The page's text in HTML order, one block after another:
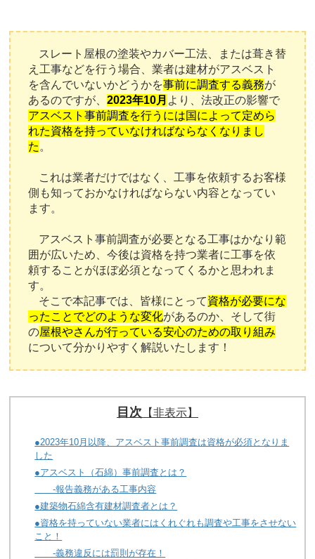
スレート屋根の塗装やカバー工法、または葺き替
え工事などを行う場合、業者は建材がアスベスト
を含んでいないかどうかを事前に調査する義務が
あるのですが、2023年10月 より、法改正の影響で
アスベスト事前調査を行うには国によって定めら
れた資格を持っていなければならなくなりまし
た 。
これは業者だけではなく、工事を依頼するお客様
側も知っておかなければならない内容となってい
ます。
アスベスト事前調査が必要となる工事はかなり範
囲が広いため、今後は資格を持つ業者に工事を依
頼することがほぼ必須となってくるかと思われま
す。
そこで本記事では、皆様にとって資格が必要にな
ったことでどのような変化があるのか、そして街
の屋根やさんが行っている安心のための取り組み
について分かりやすく解説いたします！
目次 【非表示】
●2023年10月以降、アスベスト事前調査は資格が必須となりま
した
●アスベスト（石綿）事前調査とは？
-報告義務がある工事内容
●建築物石綿含有建材調査者とは？
●資格を持っていない業者にはくれぐれも調査や工事をさせない
こと！
-義務違反には罰則が存在！